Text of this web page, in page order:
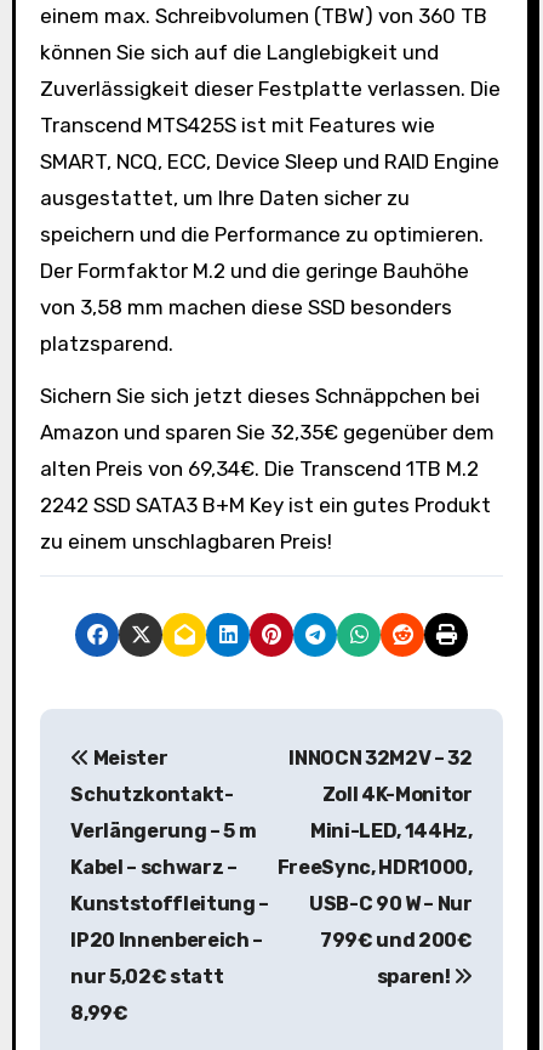
einem max. Schreibvolumen (TBW) von 360 TB
können Sie sich auf die Langlebigkeit und
Zuverlässigkeit dieser Festplatte verlassen. Die
Transcend MTS425S ist mit Features wie
SMART, NCQ, ECC, Device Sleep und RAID Engine
ausgestattet, um Ihre Daten sicher zu
speichern und die Performance zu optimieren.
Der Formfaktor M.2 und die geringe Bauhöhe
von 3,58 mm machen diese SSD besonders
platzsparend.
Sichern Sie sich jetzt dieses Schnäppchen bei
Amazon und sparen Sie 32,35€ gegenüber dem
alten Preis von 69,34€. Die Transcend 1TB M.2
2242 SSD SATA3 B+M Key ist ein gutes Produkt
zu einem unschlagbaren Preis!
B
Meister
Schutzkontakt-
Verlängerung – 5 m
Kabel – schwarz –
Kunststoffleitung –
IP20 Innenbereich –
nur 5,02€ statt
8,99€
INNOCN 32M2V – 32
Zoll 4K-Monitor
Mini-LED, 144Hz,
FreeSync, HDR1000,
USB-C 90 W – Nur
799€ und 200€
sparen!